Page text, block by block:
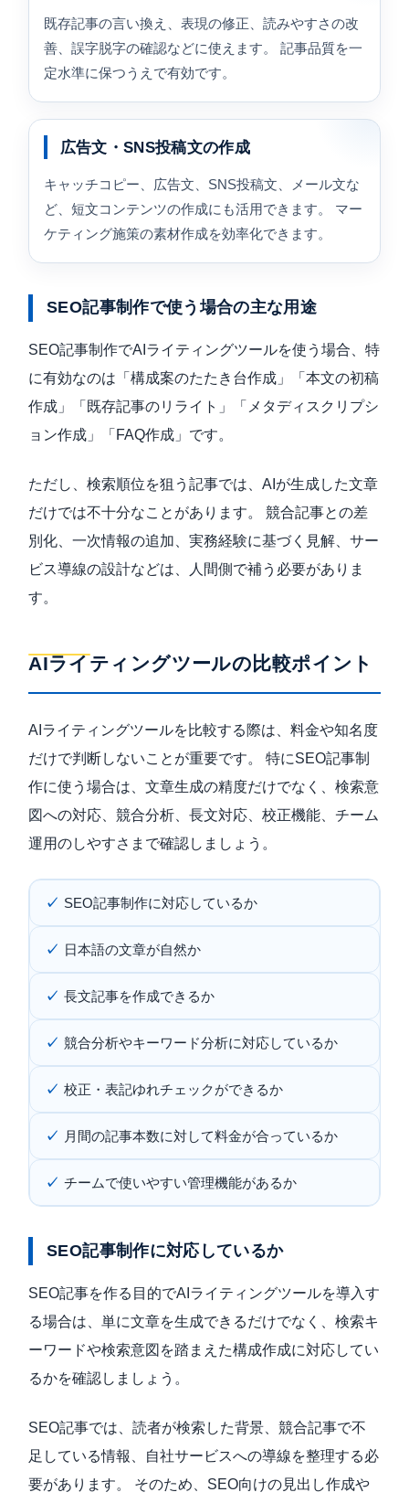
既存記事の言い換え、表現の修正、読みやすさの改
善、誤字脱字の確認などに使えます。 記事品質を一
定水準に保つうえで有効です。
広告文・SNS投稿文の作成
キャッチコピー、広告文、SNS投稿文、メール文な
ど、短文コンテンツの作成にも活用できます。 マー
ケティング施策の素材作成を効率化できます。
SEO記事制作で使う場合の主な用途
SEO記事制作でAIライティングツールを使う場合、特
に有効なのは「構成案のたたき台作成」「本文の初稿
作成」「既存記事のリライト」「メタディスクリプシ
ョン作成」「FAQ作成」です。
ただし、検索順位を狙う記事では、AIが生成した文章
だけでは不十分なことがあります。 競合記事との差
別化、一次情報の追加、実務経験に基づく見解、サー
ビス導線の設計などは、人間側で補う必要がありま
す。
AIライティングツールの比較ポイント
AIライティングツールを比較する際は、料金や知名度
だけで判断しないことが重要です。 特にSEO記事制
作に使う場合は、文章生成の精度だけでなく、検索意
図への対応、競合分析、長文対応、校正機能、チーム
運用のしやすさまで確認しましょう。
SEO記事制作に対応しているか
日本語の文章が自然か
長文記事を作成できるか
競合分析やキーワード分析に対応しているか
校正・表記ゆれチェックができるか
月間の記事本数に対して料金が合っているか
チームで使いやすい管理機能があるか
SEO記事制作に対応しているか
SEO記事を作る目的でAIライティングツールを導入す
る場合は、単に文章を生成できるだけでなく、検索キ
ーワードや検索意図を踏まえた構成作成に対応してい
るかを確認しましょう。
SEO記事では、読者が検索した背景、競合記事で不
足している情報、自社サービスへの導線を整理する必
要があります。 そのため、SEO向けの見出し作成や